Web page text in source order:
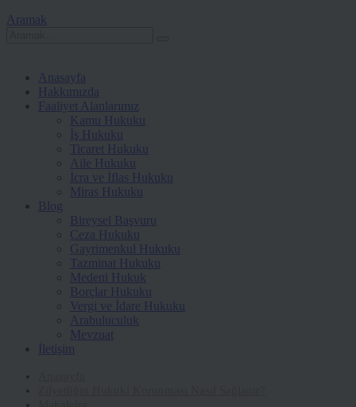
Aramak
Anasayfa
Hakkımızda
Faaliyet Alanlarımız
Kamu Hukuku
İş Hukuku
Ticaret Hukuku
Aile Hukuku
İcra ve İflas Hukuku
Miras Hukuku
Blog
Bireysel Başvuru
Ceza Hukuku
Gayrimenkul Hukuku
Tazminat Hukuku
Medeni Hukuk
Borçlar Hukuku
Vergi ve İdare Hukuku
Arabuluculuk
Mevzuat
İletişim